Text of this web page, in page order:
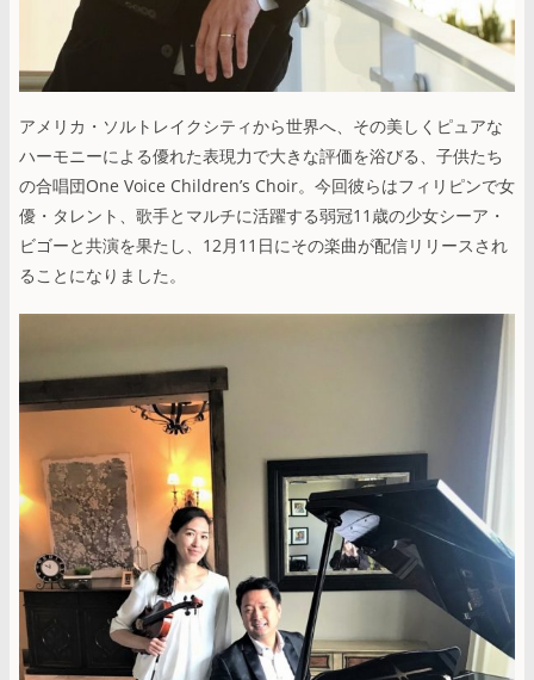
アメリカ・ソルトレイクシティから世界へ、その美しくピュアな
ハーモニーによる優れた表現力で大きな評価を浴びる、子供たち
の合唱団One Voice Childrenʼs Choir。今回彼らはフィリピンで女
優・タレント、歌手とマルチに活躍する弱冠11歳の少女シーア・
ビゴーと共演を果たし、12月11日にその楽曲が配信リリースされ
ることになりました。